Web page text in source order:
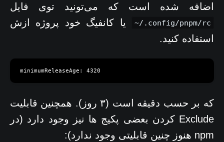
اضافه شده است که می‌تونید توی فایل
~/.config/pnpm/rc
یا کانفیگ خود پروژه ازش
استفاده کنید.
minimumReleaseAge: 4320
که بر حسب دقیقه است (۳ روز). همچنین قابلیت
Exclude کردن بعضی پکیج ها نیز وجود دارد (در
npm هنوز چنین قابلیتی وجود ندارد):